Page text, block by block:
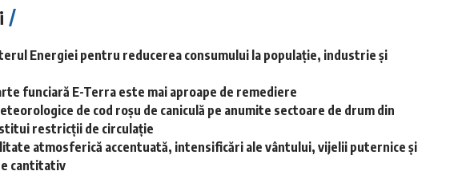
Energiei pentru reducerea consumului la populație, industrie și
funciară E-Terra este mai aproape de remediere
de cod roșu de caniculă pe anumite sectoare de drum din
restricții de circulație
atmosferică accentuată, intensificări ale vântului, vijelii puternice și
cantitativ